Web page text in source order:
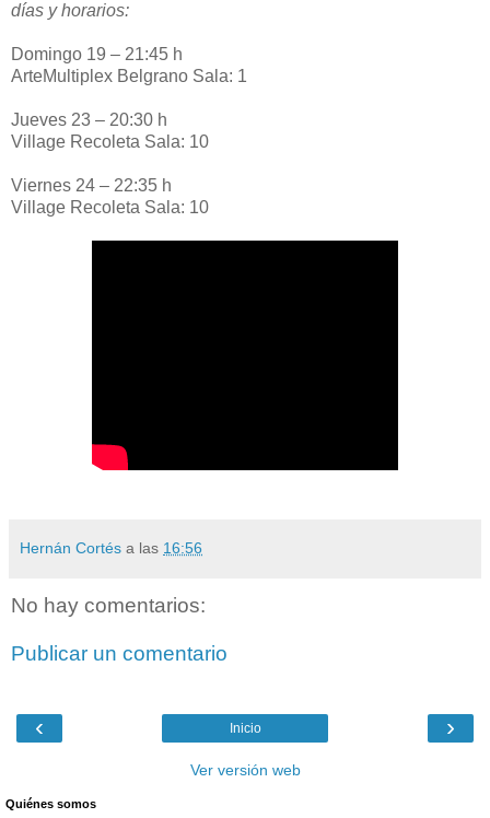
días y horarios:
Domingo 19 – 21:45 h
ArteMultiplex Belgrano Sala: 1
Jueves 23 – 20:30 h
Village Recoleta Sala: 10
Viernes 24 – 22:35 h
Village Recoleta Sala: 10
Hernán Cortés a las 16:56
No hay comentarios:
Publicar un comentario
‹ ›
Inicio
Ver versión web
Quiénes somos